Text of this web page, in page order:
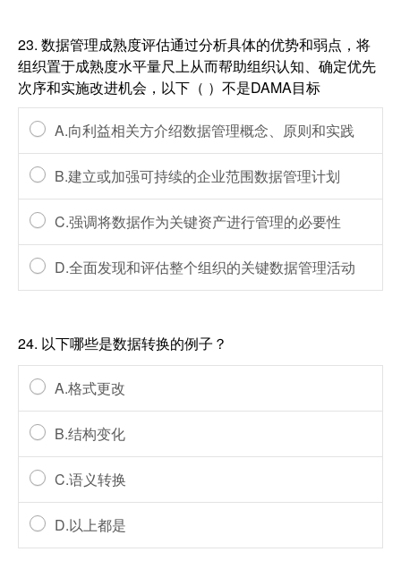
23. 数据管理成熟度评估通过分析具体的优势和弱点，将
组织置于成熟度水平量尺上从而帮助组织认知、确定优先
次序和实施改进机会，以下（ ）不是DAMA目标
A.向利益相关方介绍数据管理概念、原则和实践
B.建立或加强可持续的企业范围数据管理计划
C.强调将数据作为关键资产进行管理的必要性
D.全面发现和评估整个组织的关键数据管理活动
24. 以下哪些是数据转换的例子？
A.格式更改
B.结构变化
C.语义转换
D.以上都是